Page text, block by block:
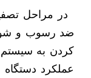
در مراحل
ضد رسوب و
عملکرد